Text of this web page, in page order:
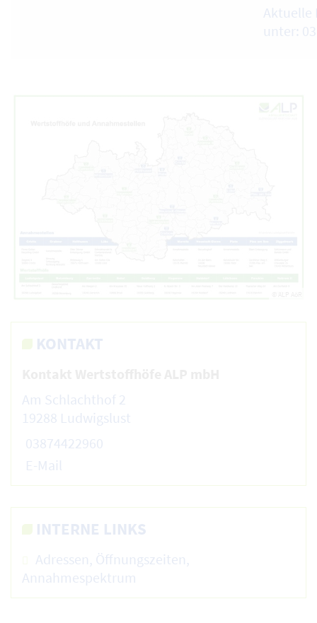
Aktuelle
unter:
KONTAKT
Am Schlachthof 2
19288 Ludwigslust
03874422960
E-Mail
INTERNE LINKS
Adressen, Öffnungszeiten,
Annahmespektrum